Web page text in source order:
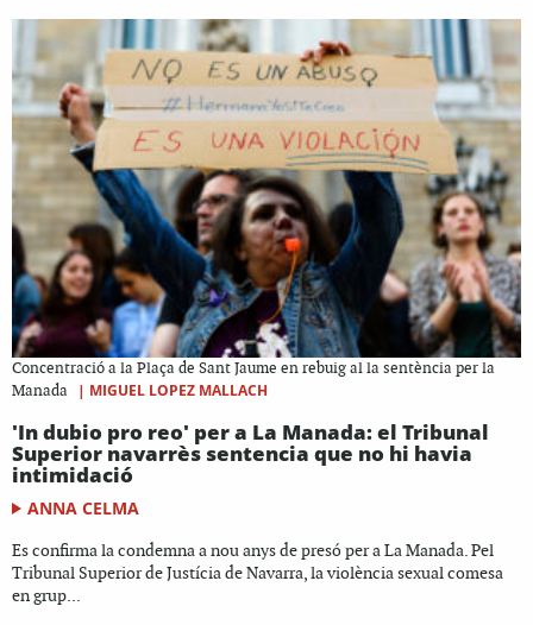
Concentració a la Plaça de Sant Jaume en rebuig al la sentència per la
Manada
| MIGUEL LOPEZ MALLACH
'In dubio pro reo' per a La Manada: el Tribunal
Superior navarrès sentencia que no hi havia
intimidació
ANNA CELMA
Es confirma la condemna a nou anys de presó per a La Manada. Pel
Tribunal Superior de Justícia de Navarra, la violència sexual comesa
en grup...